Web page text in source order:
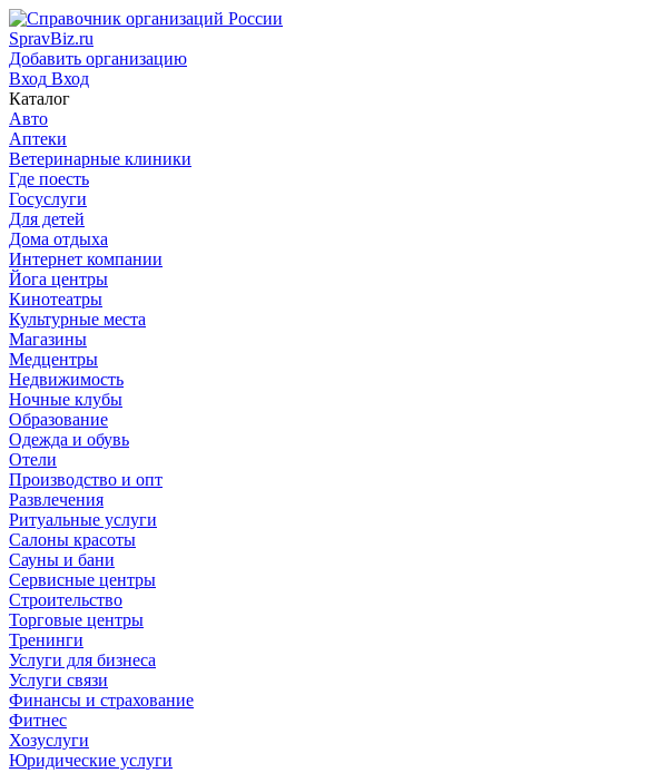
SpravBiz.ru
Добавить организацию
Вход Вход
Каталог
Авто
Аптеки
Ветеринарные клиники
Где поесть
Госуслуги
Для детей
Дома отдыха
Интернет компании
Йога центры
Кинотеатры
Культурные места
Магазины
Медцентры
Недвижимость
Ночные клубы
Образование
Одежда и обувь
Отели
Производство и опт
Развлечения
Ритуальные услуги
Салоны красоты
Сауны и бани
Сервисные центры
Строительство
Торговые центры
Тренинги
Услуги для бизнеса
Услуги связи
Финансы и страхование
Фитнес
Хозуслуги
Юридические услуги